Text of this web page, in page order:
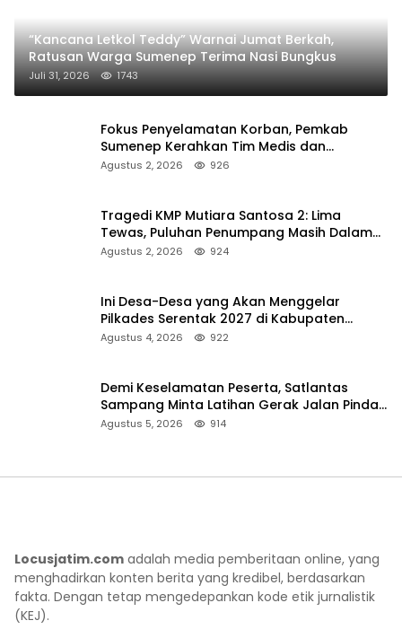
“Kancana Letkol Teddy” Warnai Jumat Berkah,
Ratusan Warga Sumenep Terima Nasi Bungkus
Juli 31, 2026 1743
Fokus Penyelamatan Korban, Pemkab
Sumenep Kerahkan Tim Medis dan
Ambulans ke Pelabuhan Kalianget
Agustus 2, 2026 926
Tragedi KMP Mutiara Santosa 2: Lima
Tewas, Puluhan Penumpang Masih Dalam
Pencarian
Agustus 2, 2026 924
Ini Desa-Desa yang Akan Menggelar
Pilkades Serentak 2027 di Kabupaten
Sumenep
Agustus 4, 2026 922
Demi Keselamatan Peserta, Satlantas
Sampang Minta Latihan Gerak Jalan Pindah
ke Lokasi Aman
Agustus 5, 2026 914
Locusjatim.com adalah media pemberitaan online, yang
menghadirkan konten berita yang kredibel, berdasarkan
fakta. Dengan tetap mengedepankan kode etik jurnalistik
(KEJ).